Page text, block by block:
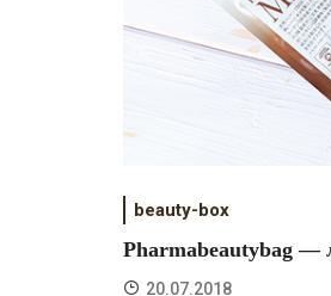
beauty-box
Pharmabeautybag —
20.07.2018